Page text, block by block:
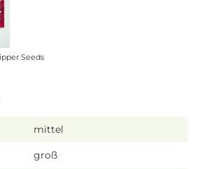
Seeds
mittel
groß